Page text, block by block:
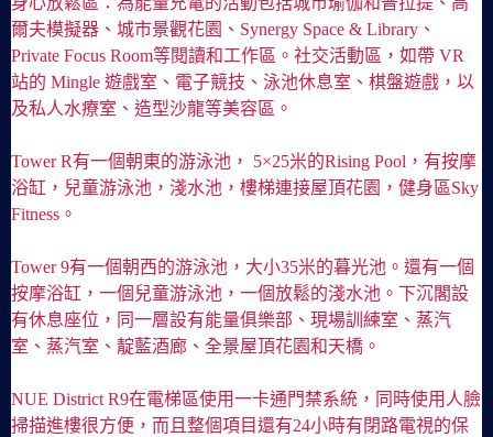
爾夫模擬器、城市景觀花園、Synergy Space & Library、
Private Focus Room等閱讀和工作區。社交活動區，如帶 VR
站的 Mingle 遊戲室、電子競技、泳池休息室、棋盤遊戲，以
及私人水療室、造型沙龍等美容區。
Tower R有一個朝東的游泳池， 5×25米的Rising Pool，有按摩
浴缸，兒童游泳池，淺水池，樓梯連接屋頂花園，健身區Sky
Fitness。
Tower 9有一個朝西的游泳池，大小35米的暮光池。還有一個
按摩浴缸，一個兒童游泳池，一個放鬆的淺水池。下沉閣設
有休息座位，同一層設有能量俱樂部、現場訓練室、蒸汽
室、蒸汽室、靛藍酒廊、全景屋頂花園和天橋。
NUE District R9在電梯區使用一卡通門禁系統，同時使用人臉
掃描進樓很方便，而且整個項目還有24小時有閉路電視的保